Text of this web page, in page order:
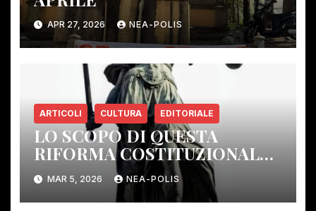
APR 27, 2026 NEA-POLIS
ARTICOLI CULTURA EDITORIALE
LO SCOPO DI QUESTA
RIFORMA COSTITUZIONALE:
ELIMINARE GLI ORGANI DI
CONTROLLO DEMOCRATICO.
MAR 5, 2026 NEA-POLIS